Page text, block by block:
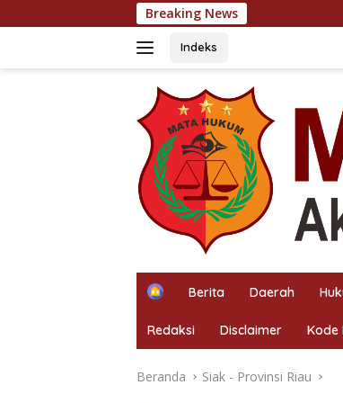
ke
Breaking NewsPolisi Turun ke
Indeks
H
m
e
Berita Daerah
Redaksi Disclaimer Kode
Beranda Siak - Provinsi Riau